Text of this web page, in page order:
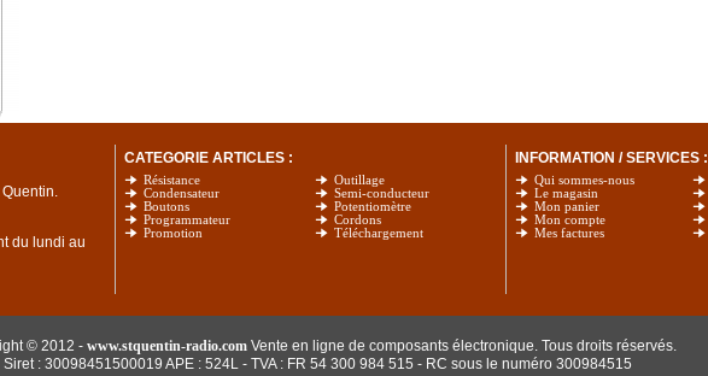
du lundi au
CATEGORIE ARTICLES :
Résistance
Condensateur
Boutons
Programmateur
Promotion
Outillage
Semi-conducteur
Potentiomètre
Cordons
Téléchargement
INFORMATION / SERVICES :
Qui sommes-nous
Le magasin
Mon panier
Mon compte
Mes factures
© 2012 - www.stquentin-radio.comVente en ligne de composants électronique. Tous droits réservés.
Siret : 30098451500019 APE : 524L - TVA : FR 54 300 984 515 - RC sous le numéro 300984515